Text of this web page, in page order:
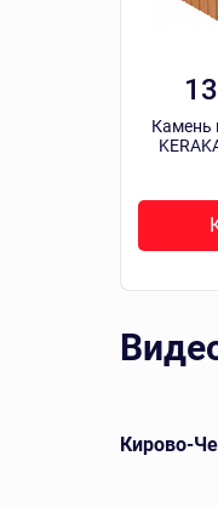
Камень
Кирово-